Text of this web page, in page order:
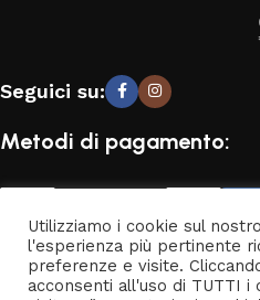
Seguici su:
Metodi di pagamento:
Punti Luce S.r.l. © 2024 -
Utilizziamo i cookie sul
l'esperienza più pertinente
preferenze e visite.
acconsenti all'uso di TUTTI i